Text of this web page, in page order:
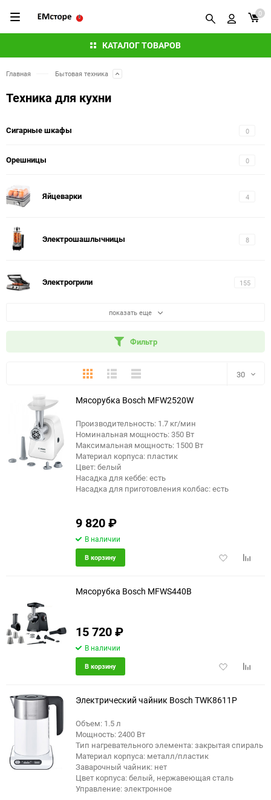
КАТАЛОГ ТОВАРОВ
0
Главная Бытовая техника
Техника для кухни
0
Сигарные шкафы
0
Орешницы
4
Яйцеварки
8
Электрошашлычницы
155
Электрогрили
показать еще
Фильтр
ПлиткаПодробноКомпактно 30
еще 3 фото
Мясорубка Bosch MFW2520W
Производительность: 1.7 кг/мин
Номинальная мощность: 350 Вт
Максимальная мощность: 1500 Вт
Материал корпуса: пластик
Цвет: белый
Насадка для кеббе: есть
Насадка для приготовления колбас: есть
9 820₽
В наличии
Добавить
В корзину
еще 3 фото
Мясорубка Bosch MFWS440B
15 720₽
В наличии
Добавить
В корзину
Электрический чайник Bosch TWK8611P
Объем: 1.5 л
Мощность: 2400 Вт
Тип нагревательного элемента: закрытая спираль
Материал корпуса: металл/пластик
Заварочный чайник: нет
Цвет корпуса: белый, нержавеющая сталь
Управление: электронное